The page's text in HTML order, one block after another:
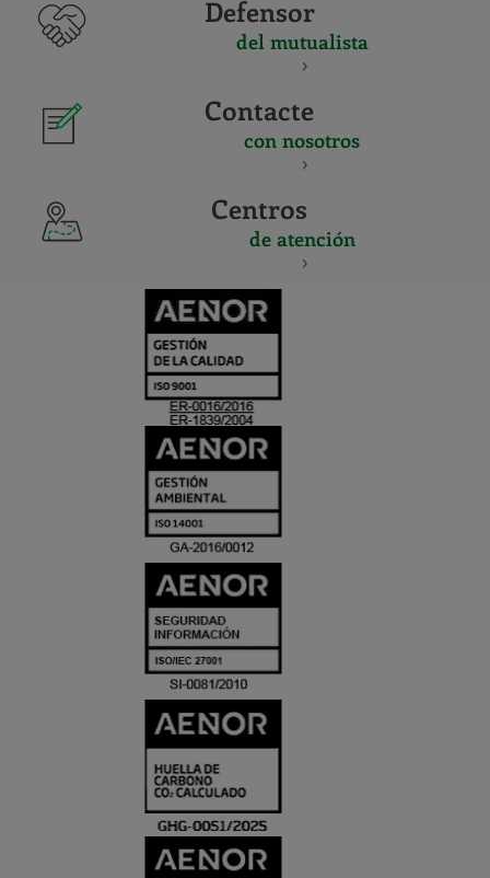
Defensor
del mutualista
Contacte
con nosotros
Centros
de atención
Y